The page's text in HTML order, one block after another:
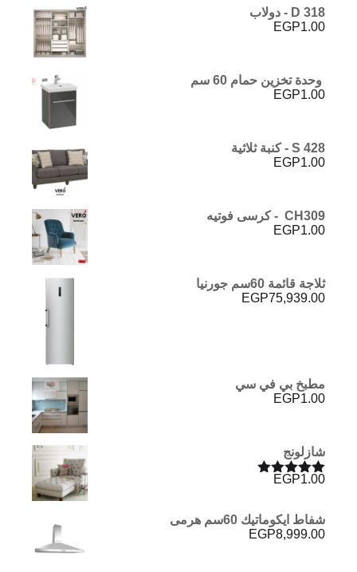
D 318 - دولاب
EGP1.00
وحدة تخزين حمام 60 سم
EGP1.00
S 428 - كنبة ثلاثية
EGP1.00
CH309 - كرسى فوتيه
EGP1.00
ثلاجة قائمة 60سم جورنيا
EGP75,939.00
مطبخ بي في سي
EGP1.00
شازلونج
تم التقييم
EGP1.00
شفاط ايكوماتيك 60سم هرمى
EGP8,999.00